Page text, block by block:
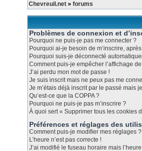
Chevreuil.net » forums
Problèmes de connexion et
Pourquoi ne puis-je pas me connecter ?
Pourquoi ai-je besoin de m’inscrire,
Pourquoi suis-je déconnecté
Comment puis-je empêcher l’affichage
J’ai perdu mon mot de passe !
Je suis inscrit mais ne peux pas me
Je m’étais déjà inscrit par le passé mais
Qu’est-ce que la COPPA ?
Pourquoi ne puis-je pas m’inscrire ?
À quoi sert « Supprimer tous les cookies
Préférences et réglages des
Comment puis-je modifier mes réglages ?
L’heure n’est pas correcte !
J’ai modifié le fuseau horaire mais